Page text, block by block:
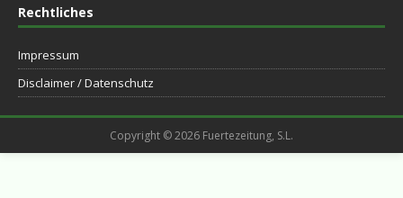
Rechtliches
Impressum
Disclaimer / Datenschutz
Copyright © 2026 Fuertezeitung, S.L.